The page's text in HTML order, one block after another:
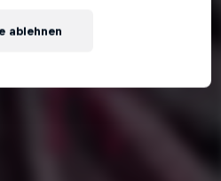
ablehnen